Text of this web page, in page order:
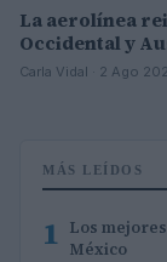
La aerolínea
Occidental y
Carla Vidal · 2 Ago
MÁS LEÍDOS
1 Los
México